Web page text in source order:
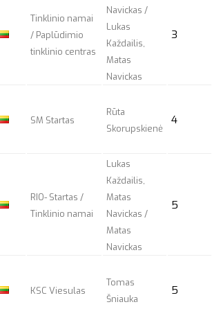
Tinklinio namai
/ Paplūdimio
tinklinio centras
Navickas /
Lukas
Každailis,
Matas
Navickas
3
SM Startas
Rūta
Skorupskienė
4
RIO- Startas /
Tinklinio namai
Lukas
Každailis,
Matas
Navickas /
Matas
Navickas
5
KSC Viesulas
Tomas
Šniauka
5